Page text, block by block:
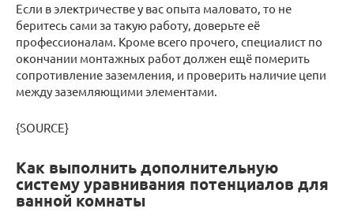
Если в электричестве у вас опыта маловато, то не
беритесь сами за такую работу, доверьте её
профессионалам. Кроме всего прочего, специалист по
окончании монтажных работ должен ещё померить
сопротивление заземления, и проверить наличие цепи
между заземляющими элементами.
{SOURCE}
Как выполнить дополнительную
систему уравнивания потенциалов для
ванной комнаты